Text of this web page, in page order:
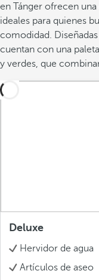
en Tánger ofrecen
ideales para quienes
comodidad.
cuentan con una
y verdes, que
Deluxe
Hervidor de agua
Artículos de aseo